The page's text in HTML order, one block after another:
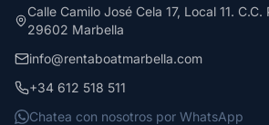
Calle Camilo José Cela 17, Local 11.
29602 Marbella
info@rentaboatmarbella.com
+34 612 518 511
Chatea con nosotros por WhatsApp